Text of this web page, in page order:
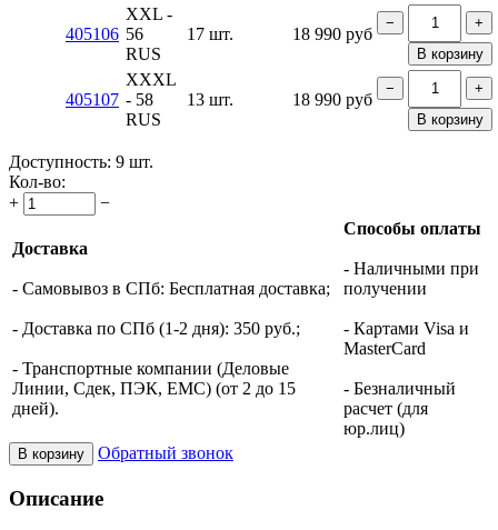
405106
XXL -
56
RUS
17 шт. 18 990 руб
−
+
В корзину
405107
XXXL
- 58
RUS
13 шт. 18 990 руб
−
+
В корзину
Доступность: 9 шт.
Кол-во:
+
−
Доставка
- Самовывоз в СПб: Бесплатная доставка;
- Доставка по СПб (1-2 дня): 350 руб.;
- Транспортные компании (Деловые
Линии, Сдек, ПЭК, ЕМС) (от 2 до 15
дней).
Способы оплаты
- Наличными при
получении
- Картами Visa и
MasterCard
- Безналичный
расчет (для
юр.лиц)
В корзину Обратный звонок
Описание